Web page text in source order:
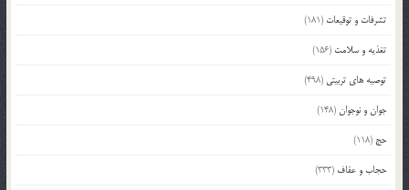
تشرفات و توقیعات (181)
تغذیه و سلامت (156)
توصیه های تربیتی (498)
جوان و نوجوان(148)
حج (118)
حجاب و عفاف (333)